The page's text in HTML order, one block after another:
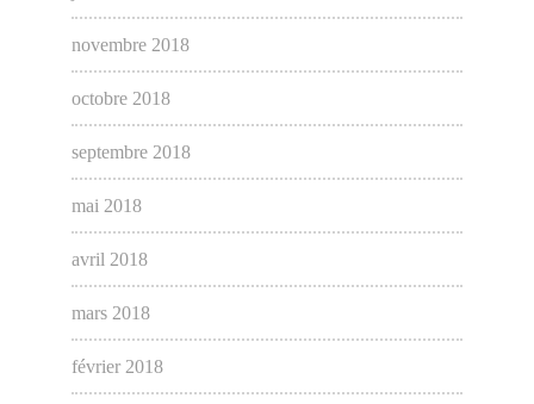
novembre 2018
octobre 2018
septembre 2018
mai 2018
avril 2018
mars 2018
février 2018